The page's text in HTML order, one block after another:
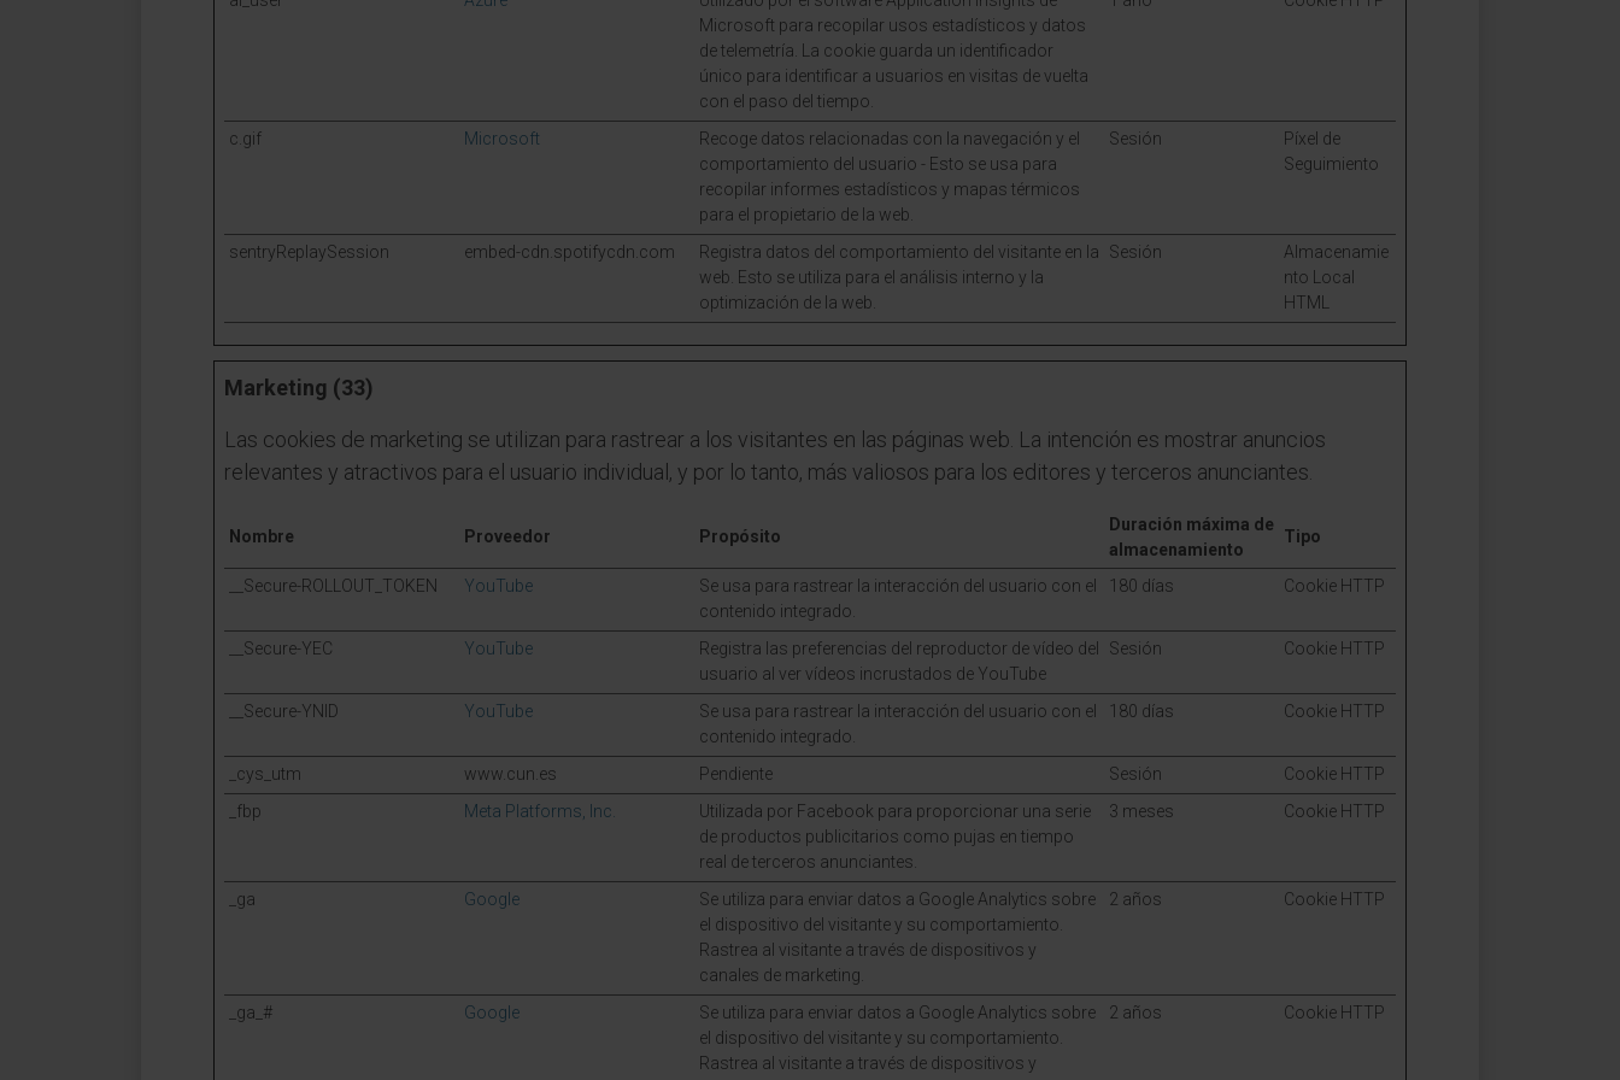
Microsoft para recopilar usos estadísticos y datos
de telemetría. La cookie guarda un identificador
único para identificar a usuarios en visitas de vuelta
con el paso del tiempo.
c.gif Microsoft
Recoge datos relacionadas con la navegación y el
comportamiento del usuario - Esto se usa para
recopilar informes estadísticos y mapas térmicos
para el propietario de la web.
Sesión
Píxel de
Seguimiento
sentryReplaySession embed-cdn.spotifycdn.com
Registra datos del comportamiento del visitante en la
web. Esto se utiliza para el análisis interno y la
optimización de la web.
Sesión
Almacenamie
nto Local
HTML
Marketing (33)
Las cookies de marketing se utilizan para rastrear a los visitantes en las páginas web. La intención es mostrar anuncios
relevantes y atractivos para el usuario individual, y por lo tanto, más valiosos para los editores y terceros anunciantes.
Nombre Proveedor Propósito
Duración máxima de
almacenamiento
Tipo
__Secure-ROLLOUT_TOKEN YouTube
Se usa para rastrear la interacción del usuario con el
contenido integrado.
180 días Cookie HTTP
__Secure-YEC YouTube
Registra las preferencias del reproductor de vídeo del
usuario al ver vídeos incrustados de YouTube
Sesión Cookie HTTP
__Secure-YNID YouTube
Se usa para rastrear la interacción del usuario con el
contenido integrado.
180 días Cookie HTTP
_cys_utm www.cun.es Pendiente Sesión
Cookie HTTP
_fbp
Meta Platforms, Inc.
Utilizada por Facebook para proporcionar una serie
de productos publicitarios como pujas en tiempo
real de terceros anunciantes.
3 meses Cookie HTTP
_ga Google
Se utiliza para enviar datos a Google Analytics sobre
el dispositivo del visitante y su comportamiento.
Rastrea al visitante a través de dispositivos y
canales de marketing.
2 años Cookie HTTP
_ga_# Google
Se utiliza para enviar datos a Google Analytics sobre
el dispositivo del visitante y su comportamiento.
Rastrea al visitante a través de dispositivos y
2 años Cookie HTTP